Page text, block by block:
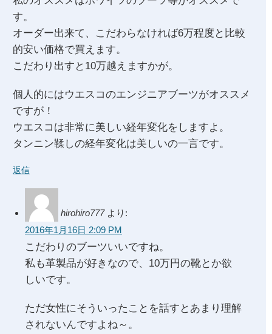
す。
オーダー出来て、こだわらなければ6万程度と比較
的安い価格で買えます。
こだわり出すと10万越えますかが。
個人的にはウエスコのエンジニアブーツがオススメ
ですが！
ウエスコは非常に美しい経年変化をしますよ。
タンニン鞣しの経年変化は美しいの一言です。
返信
hirohiro777 より:
2016年1月16日 2:09 PM
こだわりのブーツいいですね。
私も革製品が好きなので、10万円の靴とか欲
しいです。
ただ女性にそういったことを話すとあまり理解
されないんですよね～。